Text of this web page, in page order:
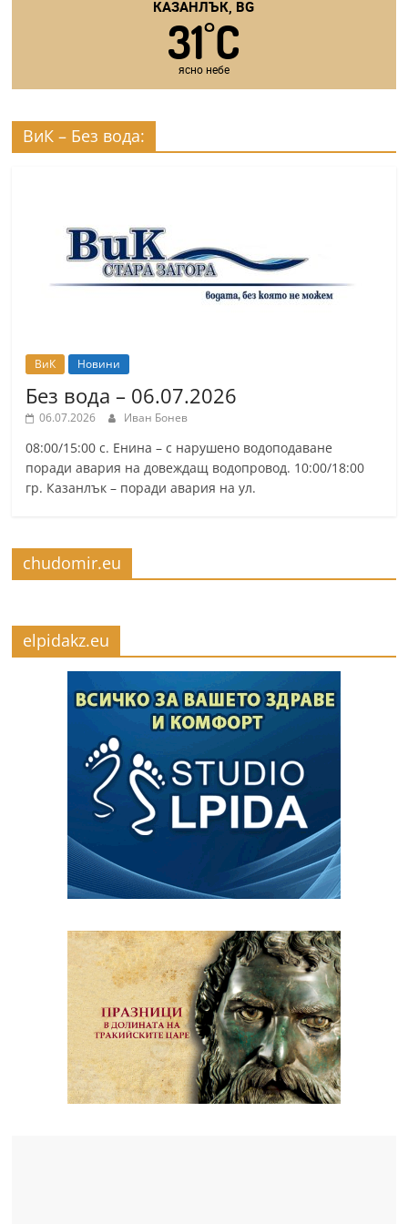
КАЗАНЛЪК, BG
31°C
ясно небе
ВиК – Без вода:
ВиК Новини
Без вода – 06.07.2026
06.07.2026 Иван Бонев
08:00/15:00 с. Енина – с нарушено водоподаване
поради авария на довеждащ водопровод. 10:00/18:00
гр. Казанлък – поради авария на ул.
chudomir.eu
elpidakz.eu